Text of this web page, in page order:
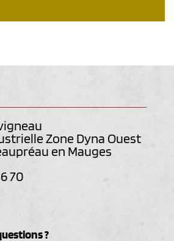
Zone Dyna Ouest
en Mauges
70
?